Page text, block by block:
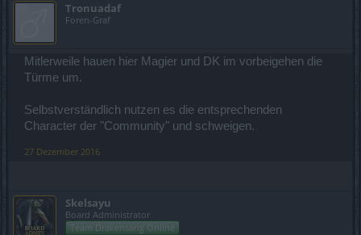
Tronuadaf
Foren-Graf
Mitlerweile hauen hier Magier und DK im vorbeigehen die
Türme um.
Selbstverständlich nutzen es die entsprechenden
Character der "Community" und schweigen.
27 Dezember 2016
Skelsayu
Board Administrator
Team Drakensang Online